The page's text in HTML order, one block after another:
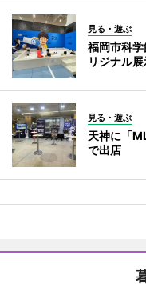
見る・遊ぶ
福岡市科
リジナル
見る・遊ぶ
天神に「
で出店